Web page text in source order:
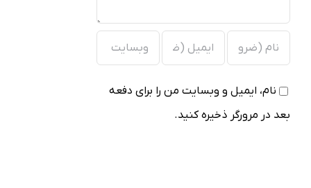
نام، ایمیل و وبسایت من را برای دفعه
بعد در مرورگر ذخیره کنید.